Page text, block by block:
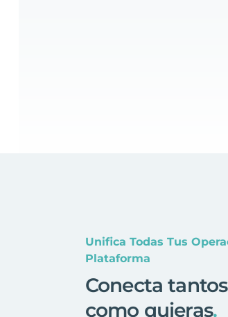
Unifica Todas Tus
Plataforma
Conecta
como quieras.